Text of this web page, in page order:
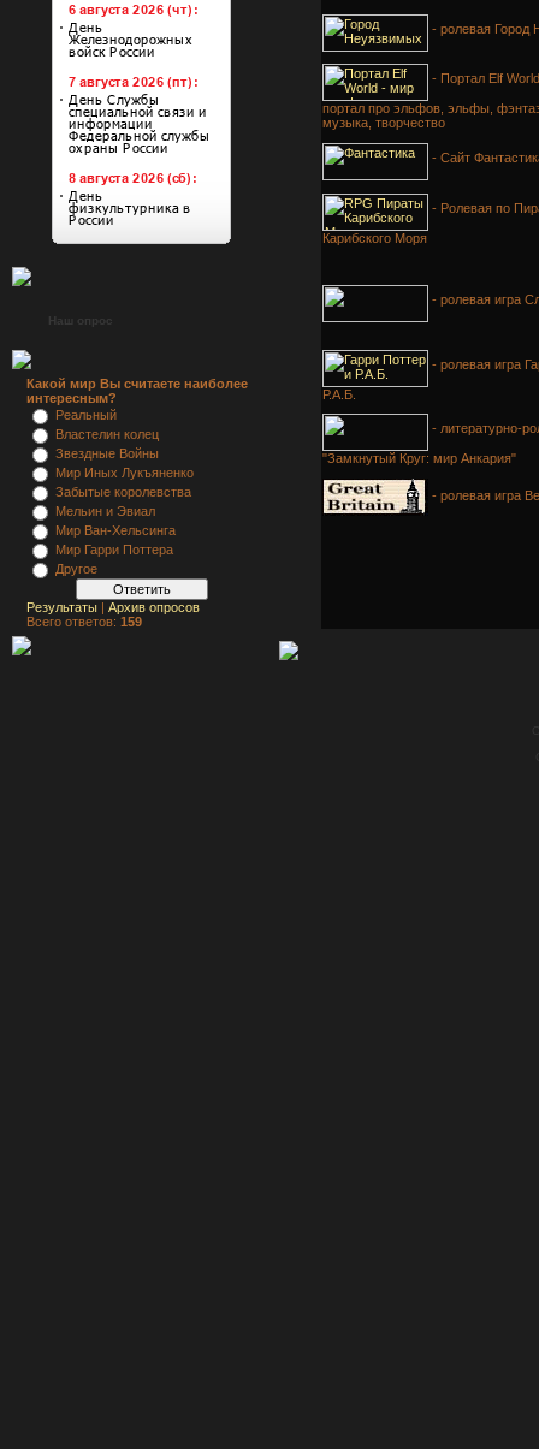
Наш опрос
Какой мир Вы считаете наиболее
интересным?
Реальный
Властелин колец
Звездные Войны
Мир Иных Лукъяненко
Забытые королевства
Мельин и Эвиал
Мир Ван-Хельсинга
Мир Гарри Поттера
Другое
Результаты | Архив опросов
Всего ответов: 159
- ролевая Город
- Портал Elf
портал про эльфов, эльфы,
музыка, творчество
- Сайт
- Ролевая по
Карибского Моря
- ролевая игра
- ролевая игра
Р.А.Б.
- литературно-
"Замкнутый Круг: мир Анкария"
- ролевая игра